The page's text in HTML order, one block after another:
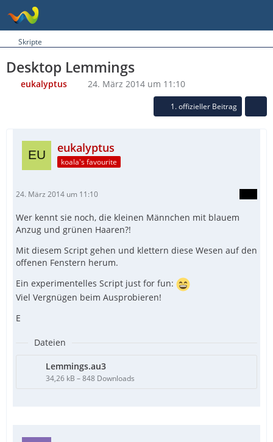
Skripte
Desktop Lemmings
eukalyptus 24. März 2014 um 11:10
1. offizieller Beitrag
eukalyptus
koala's favourite
24. März 2014 um 11:10
Wer kennt sie noch, die kleinen Männchen mit blauem
Anzug und grünen Haaren?!
Mit diesem Script gehen und klettern diese Wesen auf den
offenen Fenstern herum.
Ein experimentelles Script just for fun:
Viel Vergnügen beim Ausprobieren!
E
Dateien
Lemmings.au3
34,26 kB – 848 Downloads